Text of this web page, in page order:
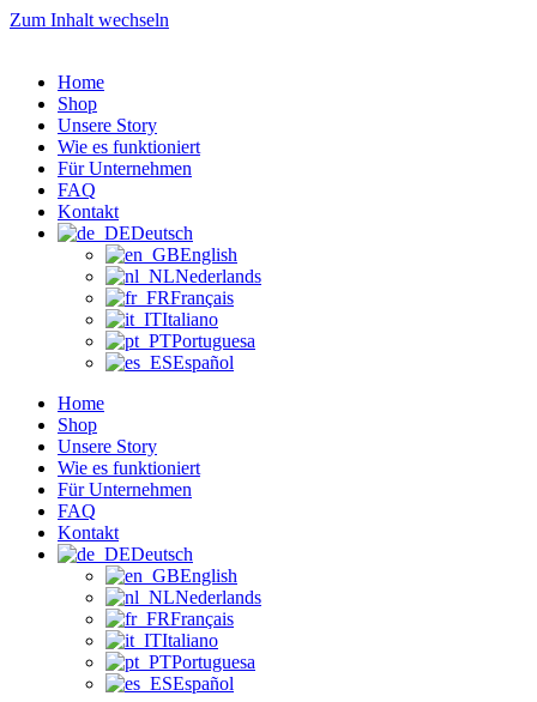
Zum Inhalt wechseln
Home
Shop
Unsere Story
Wie es funktioniert
Für Unternehmen
FAQ
Kontakt
Deutsch
English
Nederlands
Français
Italiano
Portuguesa
Español
Home
Shop
Unsere Story
Wie es funktioniert
Für Unternehmen
FAQ
Kontakt
Deutsch
English
Nederlands
Français
Italiano
Portuguesa
Español